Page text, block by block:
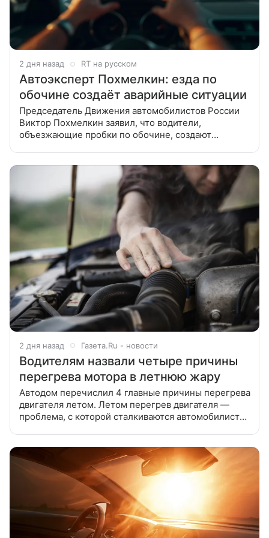
2 дня назад RT на русском
Автоэксперт Похмелкин: езда по
обочине создаёт аварийные ситуации
Председатель Движения автомобилистов России
Виктор Похмелкин заявил, что водители,
объезжающие пробки по обочине, создают
2 дня назад Газета.Ru - новости
Водителям назвали четыре причины
перегрева мотора в летнюю жару
Автодом перечислил 4 главные причины перегрева
двигателя летом. Летом перегрев двигателя —
проблема, с которой сталкиваются автомобилисты